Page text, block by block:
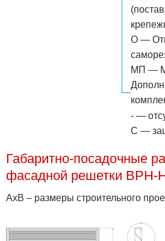
О —
МП —
- —
С —
Габаритно-посадочные
фасадной решетки ВРН-
АхВ – размеры строительного